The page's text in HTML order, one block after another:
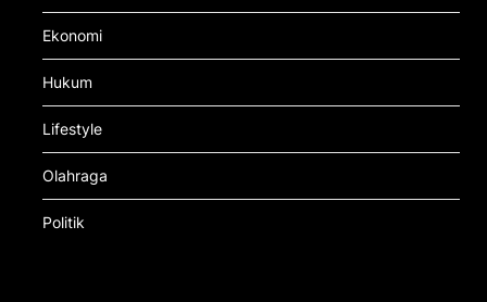
Ekonomi
Hukum
Lifestyle
Olahraga
Politik